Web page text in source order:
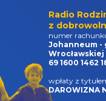
Radio
z
numer
Johanneum -
Wrocławskiej
69 1600 1462
wpłaty z
DAROWIZNA